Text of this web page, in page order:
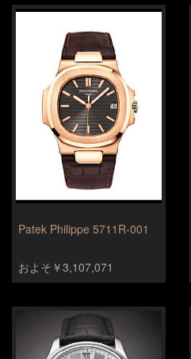
Patek Philippe 5711R-001
およそ￥3,107,071